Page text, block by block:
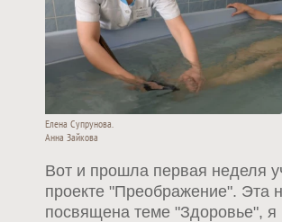
Елена Супрунова.
Анна Зайкова
Вот и прошла первая неделя
проекте "Преображение". Эта
посвящена теме "Здоровье", я